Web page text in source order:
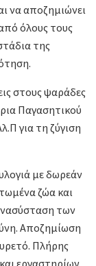
να αποζημιώνει
όλους τους
της
στους ψαράδες
Παγασητικού
για τη ζύγιση
με δωρεάν
ζώα και
των
Αποζημίωση
Πλήρης